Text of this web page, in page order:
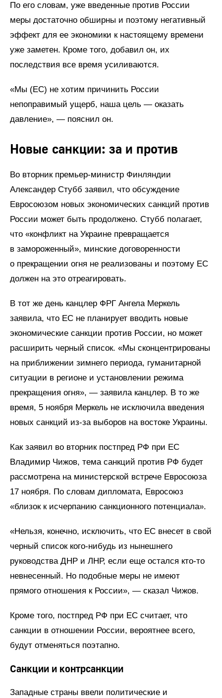
По его словам, уже введенные против России
меры достаточно обширны и поэтому негативный
эффект для ее экономики к настоящему времени
уже заметен. Кроме того, добавил он, их
последствия все время усиливаются.
«Мы (ЕС) не хотим причинить России
непоправимый ущерб, наша цель — оказать
давление», — пояснил он.
Новые санкции: за и против
Во вторник премьер-министр Финляндии
Александер Стубб заявил, что обсуждение
Евросоюзом новых экономических санкций против
России может быть продолжено. Стубб полагает,
что «конфликт на Украине превращается
в замороженный», минские договоренности
о прекращении огня не реализованы и поэтому ЕС
должен на это отреагировать.
В тот же день канцлер ФРГ Ангела Меркель
заявила, что ЕС не планирует вводить новые
экономические санкции против России, но может
расширить черный список. «Мы сконцентрированы
на приближении зимнего периода, гуманитарной
ситуации в регионе и установлении режима
прекращения огня», — заявила канцлер. В то же
время, 5 ноября Меркель не исключила введения
новых санкций из-за выборов на востоке Украины.
Как заявил во вторник постпред РФ при ЕС
Владимир Чижов, тема санкций против РФ будет
рассмотрена на министерской встрече Евросоюза
17 ноября. По словам дипломата, Евросоюз
«близок к исчерпанию санкционного потенциала».
«Нельзя, конечно, исключить, что ЕС внесет в свой
черный список кого-нибудь из нынешнего
руководства ДНР и ЛНР, если еще остался кто-то
невнесенный. Но подобные меры не имеют
прямого отношения к России», — сказал Чижов.
Кроме того, постпред РФ при ЕС считает, что
санкции в отношении России, вероятнее всего,
будут отменяться поэтапно.
Санкции и контрсанкции
Западные страны ввели политические и